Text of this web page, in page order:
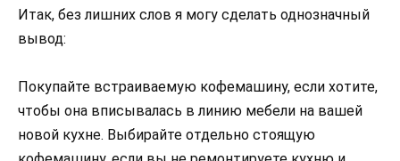
Итак, без лишних слов я могу сделать однозначный
вывод:
Покупайте встраиваемую кофемашину, если хотите,
чтобы она вписывалась в линию мебели на вашей
новой кухне. Выбирайте отдельно стоящую